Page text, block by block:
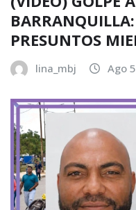
PRESUNTOS
lina_mbj Ago